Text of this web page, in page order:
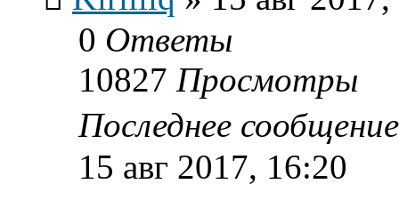
0 Ответы
10827 Просмотры
Последнее
15 авг 2017, 16:20